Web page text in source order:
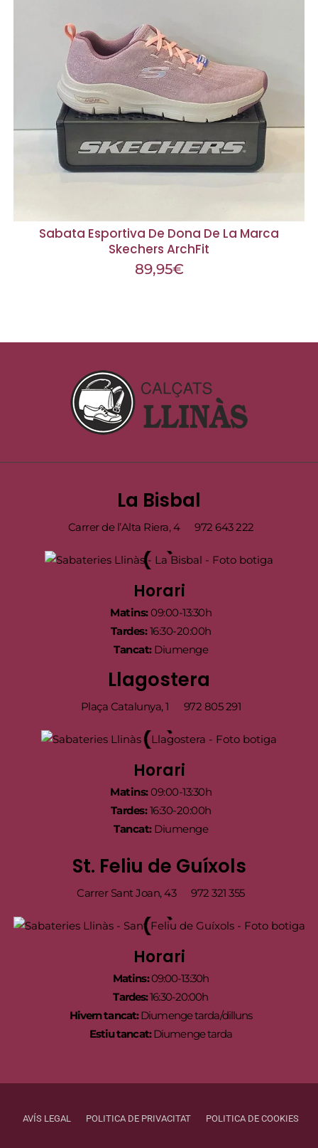
Sabata Esportiva De Dona De La Marca
Skechers ArchFit
89,95€
La Bisbal
Carrer de l’Alta Riera, 4 972 643 222
Horari
Matins:09:00-13:30h
Tardes:16:30-20:00h
Tancat:Diumenge
Llagostera
Plaça Catalunya, 1 972 805 291
Horari
Matins:09:00-13:30h
Tardes:16:30-20:00h
Tancat:Diumenge
St. Feliu de Guíxols
Carrer Sant Joan, 43 972 321 355
Horari
Matins:09:00-13:30h
Tardes:16:30-20:00h
Hivern tancat:Diumenge tarda/dilluns
Estiu tancat:Diumenge tarda
AVÍS LEGAL POLITICA DE PRIVACITAT POLITICA DE COOKIES